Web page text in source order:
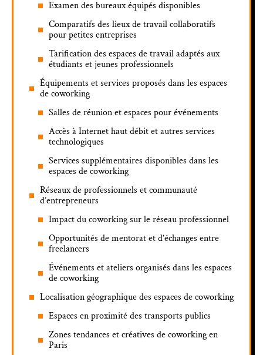
Examen des bureaux équipés disponibles
Comparatifs des lieux de travail collaboratifs
pour petites entreprises
Tarification des espaces de travail adaptés aux
étudiants et jeunes professionnels
Équipements et services proposés dans les espaces
de coworking
Salles de réunion et espaces pour événements
Accès à Internet haut débit et autres services
technologiques
Services supplémentaires disponibles dans les
espaces de coworking
Réseaux de professionnels et communauté
d’entrepreneurs
Impact du coworking sur le réseau professionnel
Opportunités de mentorat et d’échanges entre
freelancers
Événements et ateliers organisés dans les espaces
de coworking
Localisation géographique des espaces de coworking
Espaces en proximité des transports publics
Zones tendances et créatives de coworking en
Paris